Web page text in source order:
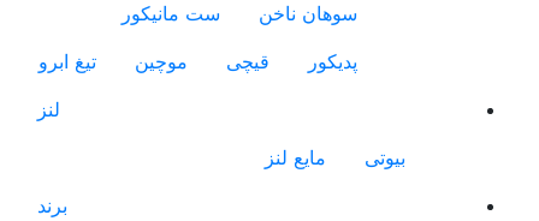
سوهان ناخن
ست مانیکور
پدیکور
قیچی موچین
تیغ ابرو
لنز
بیوتی
مایع لنز
برند